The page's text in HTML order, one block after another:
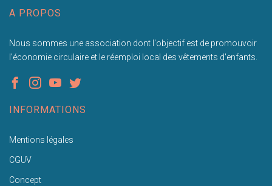
A PROPOS
Nous sommes une association dont l'objectif est de promouvoir
l'économie circulaire et le réemploi local des vêtements d'enfants.
INFORMATIONS
Mentions légales
CGUV
Concept